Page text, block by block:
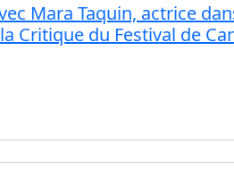
Mara Taquin, actrice
Critique du Festival de